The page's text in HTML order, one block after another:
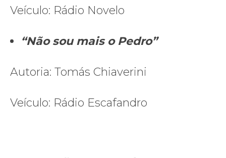
Veículo: Rádio Novelo
“Não sou mais o Pedro”
Autoria: Tomás Chiaverini
Veículo: Rádio Escafandro